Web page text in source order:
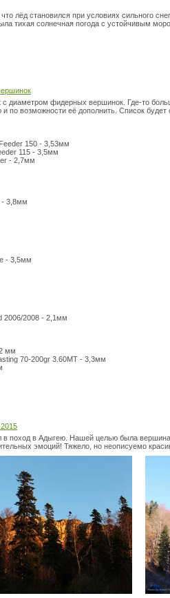
лёд становился при условиях сильного
тихая солнечная погода с устойчивым
с диаметром фидерных вершинок. Где-то
по возможности её дополнить. Список
150 - 3,53мм
115 - 3,5мм
- 2,7мм
- 3,8мм
- 3,5мм
2006/2008 - 2,1мм
мм
70-200gr 3.60MT - 3,3мм
в поход в Адыгею. Нашей целью была
эмоций! Тяжело, но неописуемо